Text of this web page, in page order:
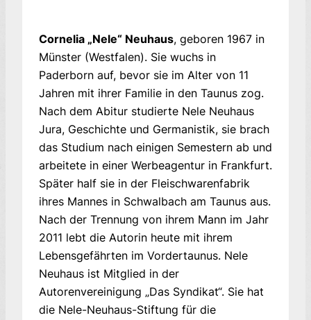
Cornelia „Nele“ Neuhaus, geboren 1967 in
Münster (Westfalen). Sie wuchs in
Paderborn auf, bevor sie im Alter von 11
Jahren mit ihrer Familie in den Taunus zog.
Nach dem Abitur studierte Nele Neuhaus
Jura, Geschichte und Germanistik, sie brach
das Studium nach einigen Semestern ab und
arbeitete in einer Werbeagentur in Frankfurt.
Später half sie in der Fleischwarenfabrik
ihres Mannes in Schwalbach am Taunus aus.
Nach der Trennung von ihrem Mann im Jahr
2011 lebt die Autorin heute mit ihrem
Lebensgefährten im Vordertaunus. Nele
Neuhaus ist Mitglied in der
Autorenvereinigung „Das Syndikat“. Sie hat
die Nele-Neuhaus-Stiftung für die